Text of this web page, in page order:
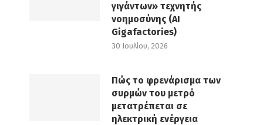
γιγάντων» τεχνητής
νοημοσύνης (AI
Gigafactories)
30 Ιουλίου, 2026
Πώς το φρενάρισμα των
συρμών του μετρό
μετατρέπεται σε
ηλεκτρική ενέργεια